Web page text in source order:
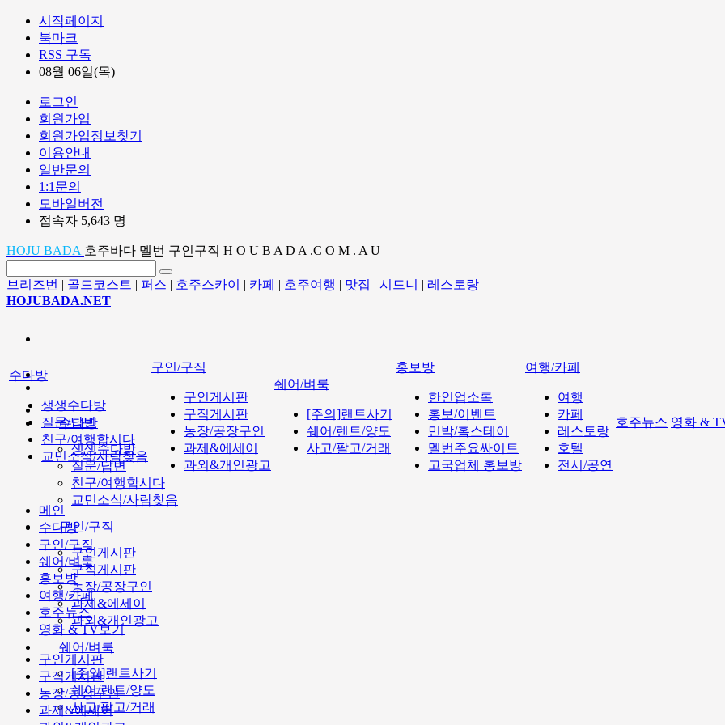
시작페이지
북마크
RSS 구독
08월 06일(목)
로그인
회원가입
회원가입정보찾기
이용안내
일반문의
1:1문의
모바일버전
접속자 5,643 명
HOJU BADA 호주바다 멜번 구인구직 H O U B A D A .C O M . A U
브리즈번 | 골드코스트 | 퍼스 | 호주스카이 | 카페 | 호주여행 | 맛집 | 시드니 | 레스토랑
HOJUBADA.NET
수다방
생생수다방
질문/답변
친구/여행합시다
교민소식/사람찾음
구인/구직
구인게시판
구직게시판
농장/공장구인
과제&에세이
과외&개인광고
쉐어/벼룩
[주의]랜트사기
쉐어/렌트/양도
사고/팔고/거래
수다방
생생수다방
질문/답변
친구/여행합시다
교민소식/사람찾음
구인/구직
구인게시판
구직게시판
농장/공장구인
과제&에세이
과외&개인광고
쉐어/벼룩
[주의]랜트사기
쉐어/렌트/양도
사고/팔고/거래
홍보방
한인업소록
홍보/이벤트
민박/홈스테이
멜번주요싸이트
고국업체 홍보방
여행/카페
여행
카페
레스토랑
호텔
전시/공연
호주뉴스 영화 &
메인
수다방
구인/구직
쉐어/벼룩
홍보방
여행/카페
호주뉴스
영화 & TV보기
구인게시판
구직게시판
농장/공장구인
과제&에세이